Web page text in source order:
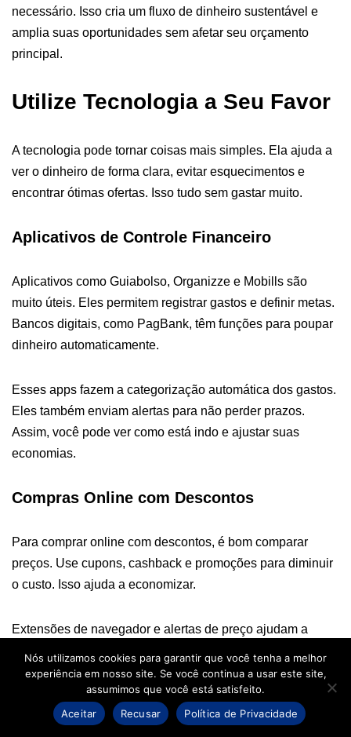
necessário. Isso cria um fluxo de dinheiro sustentável e
amplia suas oportunidades sem afetar seu orçamento
principal.
Utilize Tecnologia a Seu Favor
A tecnologia pode tornar coisas mais simples. Ela ajuda a
ver o dinheiro de forma clara, evitar esquecimentos e
encontrar ótimas ofertas. Isso tudo sem gastar muito.
Aplicativos de Controle Financeiro
Aplicativos como Guiabolso, Organizze e Mobills são
muito úteis. Eles permitem registrar gastos e definir metas.
Bancos digitais, como PagBank, têm funções para poupar
dinheiro automaticamente.
Esses apps fazem a categorização automática dos gastos.
Eles também enviam alertas para não perder prazos.
Assim, você pode ver como está indo e ajustar suas
economias.
Compras Online com Descontos
Para comprar online com descontos, é bom comparar
preços. Use cupons, cashback e promoções para diminuir
o custo. Isso ajuda a economizar.
Extensões de navegador e alertas de preço ajudam a
encontrar ofertas. Assine newsletters de lojas confiáveis. E
planeje compras para datas com descontos.
Use apps para controlar gastos e junte descontos. Assim,
Nós utilizamos cookies para garantir que você tenha a melhor
experiência em nosso site. Se você continua a usar este site,
assumimos que você está satisfeito.
Aceitar
Recusar Política de Privacidade